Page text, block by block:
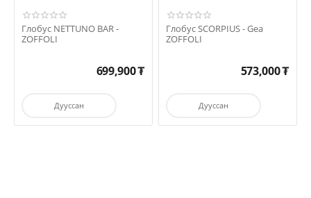
Глобус NETTUNO BAR -
ZOFFOLI
699,900₮
Дууссан
Глобус SCORPIUS - Gea
ZOFFOLI
573,000₮
Дууссан